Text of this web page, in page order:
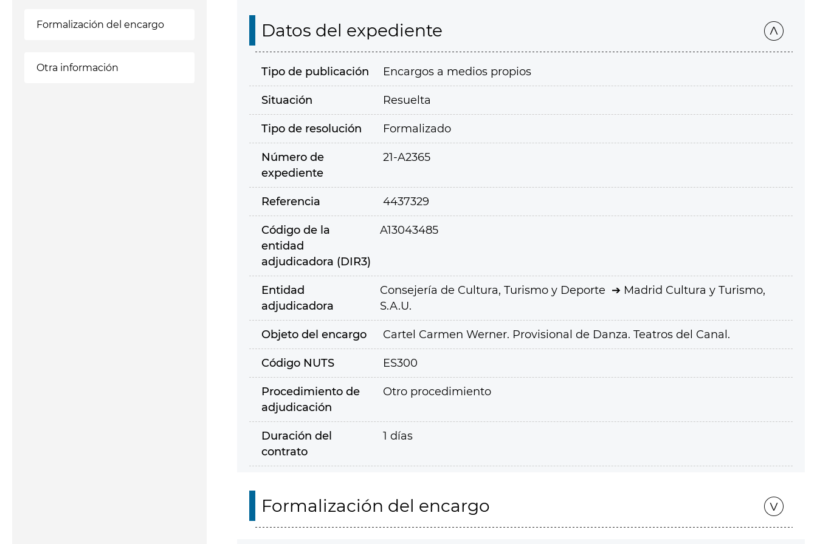
Formalización del encargo
Otra información
Datos del expediente
Tipo de publicación Encargos a medios propios
Situación Resuelta
Tipo de resolución Formalizado
Número de
expediente
21-A2365
Referencia 4437329
Código de la
entidad
adjudicadora (DIR3)
A13043485
Entidad
adjudicadora
Consejería de Cultura, Turismo y Deporte
Madrid Cultura y Turismo,
S.A.U.
Objeto del encargo Cartel Carmen Werner. Provisional de Danza. Teatros del Canal.
Código NUTS ES300
Procedimiento de
adjudicación
Otro procedimiento
Duración del
contrato
1 días
Formalización del encargo